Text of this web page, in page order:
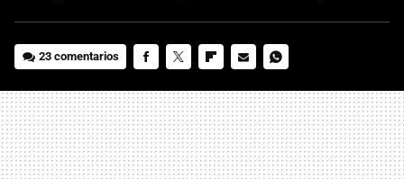
23 comentarios
MAIL